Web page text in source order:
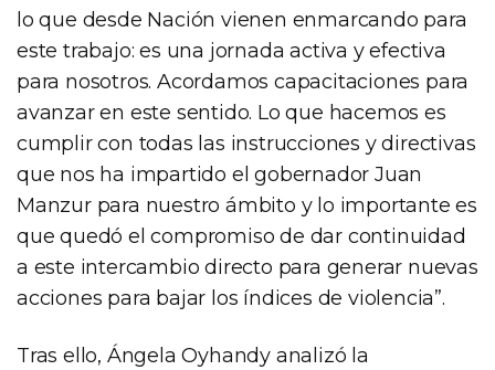
lo que desde Nación vienen enmarcando para
este trabajo: es una jornada activa y efectiva
para nosotros. Acordamos capacitaciones para
avanzar en este sentido. Lo que hacemos es
cumplir con todas las instrucciones y directivas
que nos ha impartido el gobernador Juan
Manzur para nuestro ámbito y lo importante es
que quedó el compromiso de dar continuidad
a este intercambio directo para generar nuevas
acciones para bajar los índices de violencia”.
Tras ello, Ángela Oyhandy analizó la